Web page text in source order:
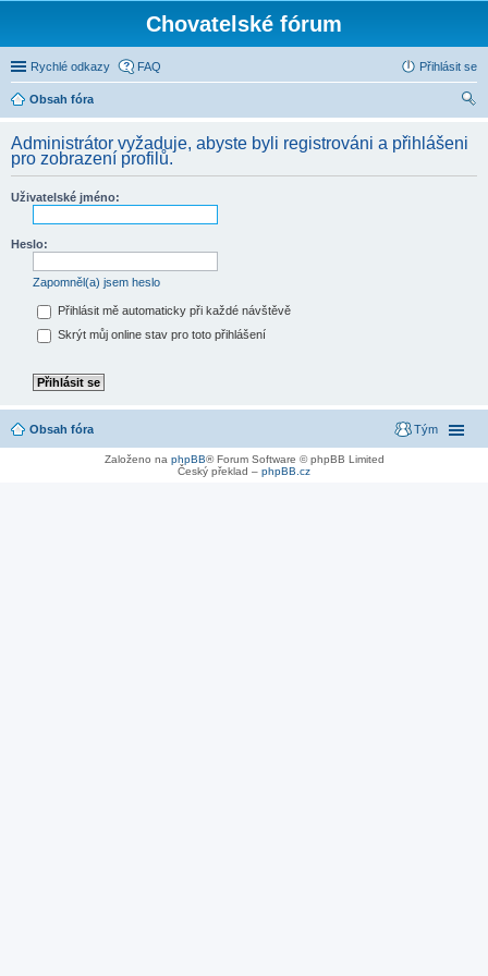
Chovatelské fórum
Rychlé odkazy FAQ Přihlásit se
Obsah fóra
Administrátor vyžaduje, abyste byli registrováni a přihlášeni
pro zobrazení profilů.
Uživatelské jméno:
Heslo:
Zapomněl(a) jsem heslo
Přihlásit mě automaticky při každé návštěvě
Skrýt můj online stav pro toto přihlášení
Obsah fóra Tým
Založeno na phpBB® Forum Software © phpBB Limited
Český překlad – phpBB.cz